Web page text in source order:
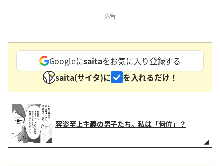
Googleにsaitaをお気に入り登録する
saita(サイタ)に
を入れるだけ！
容姿至上主義の男子たち。私は「何位」？
広告